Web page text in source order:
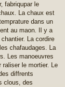
fabriqupar le
La chaux est
dans un
au maon. Il y a
La cordire
chafaudages. La
Les manoeuvres
raliser le mortier. Le
diffrents
clous, des